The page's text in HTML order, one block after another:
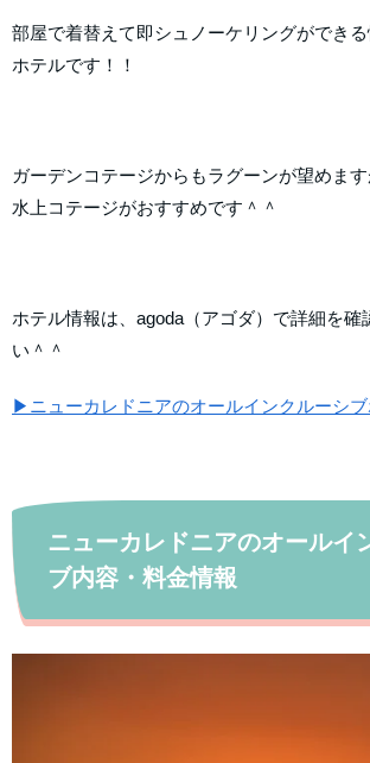
部屋で着替えて即シュノーケリングができ
ホテルです！！
ガーデンコテージからもラグーンが望めま
水上コテージがおすすめです＾＾
ホテル情報は、agoda（アゴダ）で詳細を確
い＾＾
▶ニューカレドニアのオールインクルーシ
ニューカレドニアのオールイ
ブ内容・料金情報